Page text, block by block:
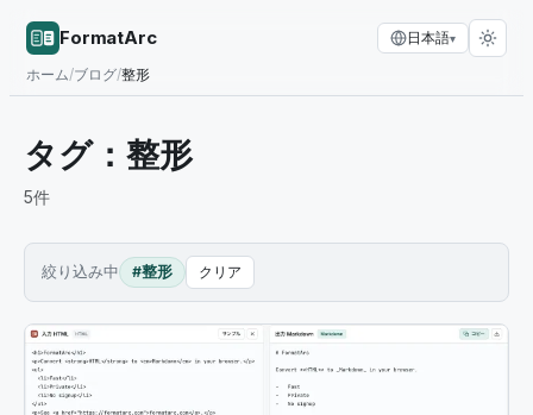
FormatArc
ホーム/ブログ/整形
日本語▾
タグ： 整形
5件
絞り込み中 #整形 クリア